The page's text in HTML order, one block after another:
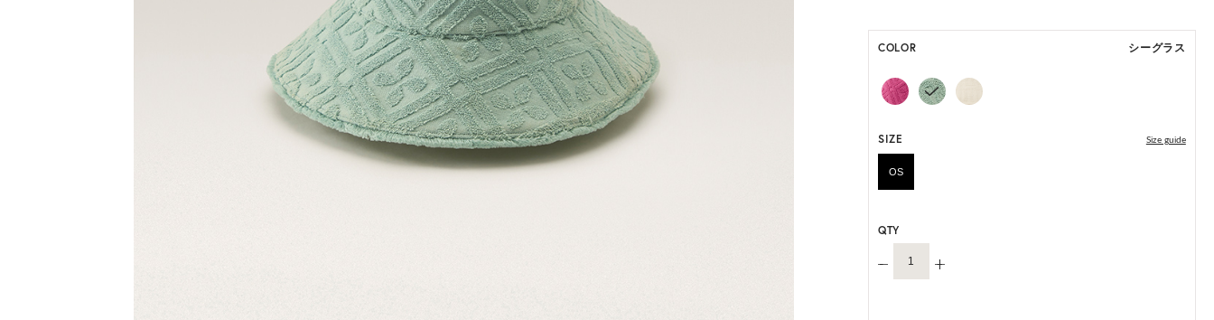
HAT BOX(有償 GIFT BOX）対象商品
COLOR シーグラス
SIZE Size guide
OS
QTY